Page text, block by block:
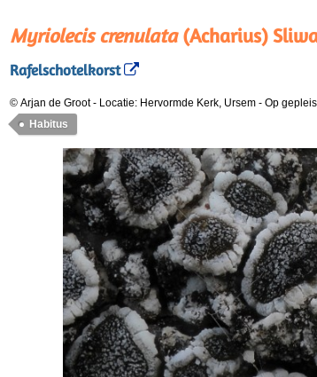
Myriolecis crenulata(Acharius)
Rafelschotelkorst
© Arjan de Groot- Locatie: Hervormde Kerk, Ursem - Op
Habitus